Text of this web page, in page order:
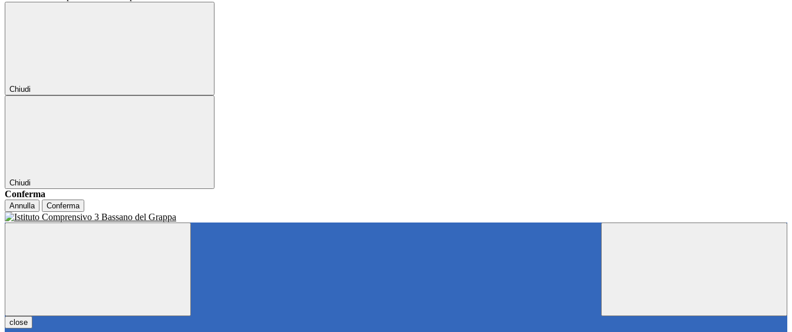
Chiudi
Chiudi
Conferma
Annulla Conferma
close